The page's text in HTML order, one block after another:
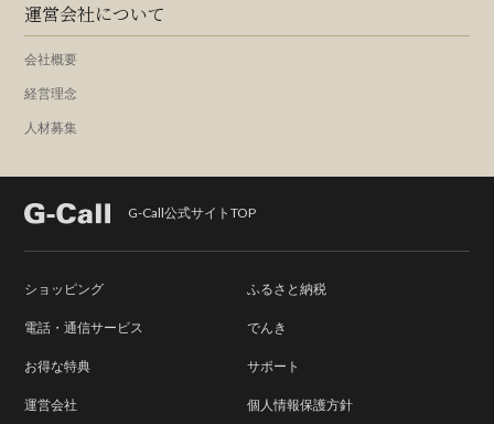
運営会社について
会社概要
経営理念
人材募集
G-Call公式サイトTOP
ショッピング ふるさと納税
電話・通信サービス でんき
お得な特典 サポート
運営会社 個人情報保護方針